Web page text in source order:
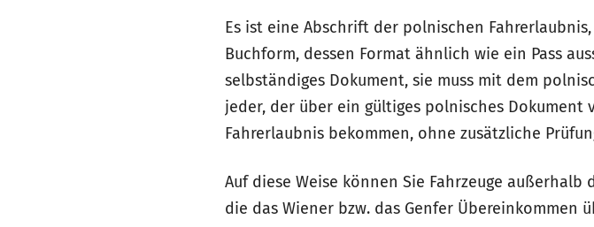
Es ist eine Abschrift der polnischen
Buchform, dessen Format ähnlich wie ein Pass
selbständiges Dokument, sie muss mit dem
jeder, der über ein gültiges polnisches
Fahrerlaubnis bekommen, ohne zusätzliche
Auf diese Weise können Sie Fahrzeuge
die das Wiener bzw. das Genfer